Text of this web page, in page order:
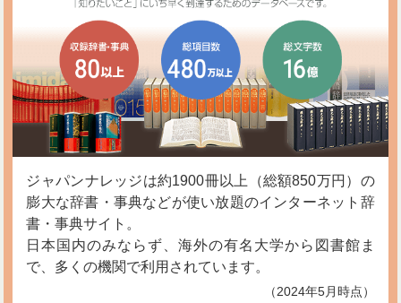
ジャパンナレッジは約1900冊以上（総額850万円）の
膨大な辞書・事典などが使い放題のインターネット辞
書・事典サイト。
日本国内のみならず、海外の有名大学から図書館ま
で、多くの機関で利用されています。
（2024年5月時点）